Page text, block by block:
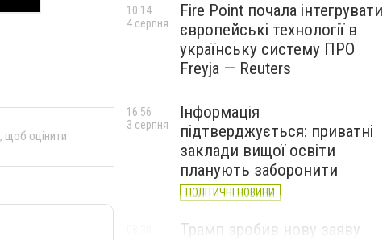
, щоб оцінити
Fire Point почала інтегрувати
європейські технології в
українську систему ПРО
Freyja — Reuters
10:14
4 серпня
Інформація
підтверджується: приватні
заклади вищої освіти
планують заборонити
ПОЛІТИЧНІ НОВИНИ
16:56
3 серпня
Трамп зробив нову заяву